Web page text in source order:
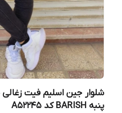
شلوار جین اسلیم فیت
پنبه BARISH کد A52245